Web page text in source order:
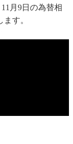
月9日の為替相
す。